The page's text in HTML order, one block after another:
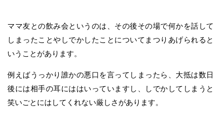
ママ友との飲み会というのは、その後その場で何かを話して
しまったことやしでかしたことについてまつりあげられると
いうことがあります。
例えばうっかり誰かの悪口を言ってしまったら、大抵は数日
後には相手の耳にははいっていますし、しでかしてしまうと
笑いごとにはしてくれない厳しさがあります。